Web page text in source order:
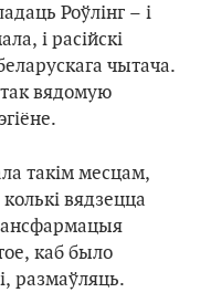
Роўлінг – і
і расійскі
чытача.
вядомую
такім месцам,
вядзецца
каб было
размаўляць.